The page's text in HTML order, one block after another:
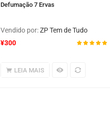
Defumação 7 Ervas
Vendido por:ZP Tem de Tudo
¥300
LEIA MAIS